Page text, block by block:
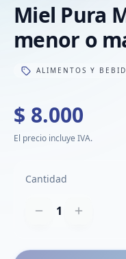
Miel Pura
menor o
ALIMENTOS Y
$ 8.000
El precio incluye IVA.
Cantidad
1